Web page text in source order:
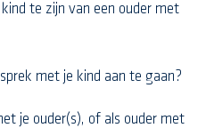
te zijn van een ouder met
met je kind aan te gaan?
je ouder(s), of als ouder met